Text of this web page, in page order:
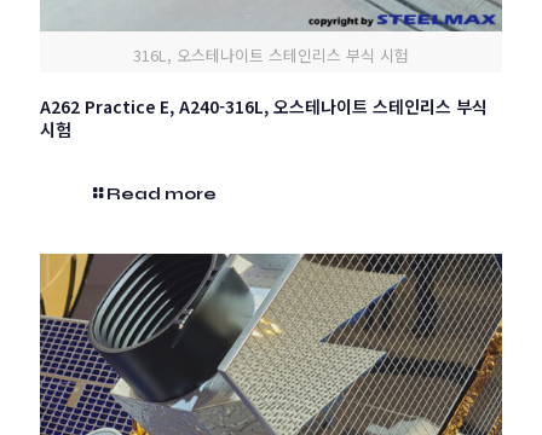
316L, 오스테나이트 스테인리스 부식 시험
A262 Practice E, A240-316L, 오스테나이트 스테인리스 부식
시험
Read more